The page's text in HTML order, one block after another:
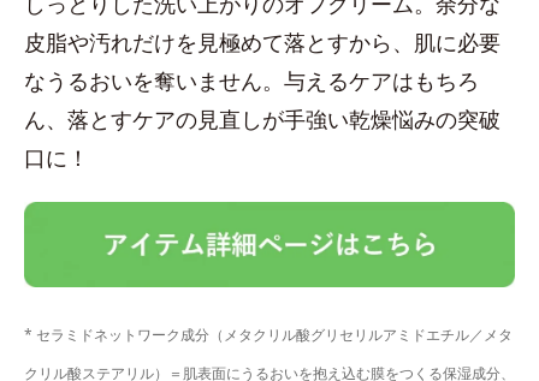
皮脂や汚れだけを見極めて落とすから、肌に必要
なうるおいを奪いません。与えるケアはもちろ
ん、落とすケアの見直しが手強い乾燥悩みの突破
口に！
* セラミドネットワーク成分（メタクリル酸グリセリルアミドエチル／メタ
クリル酸ステアリル）＝肌表面にうるおいを抱え込む膜をつくる保湿成分、